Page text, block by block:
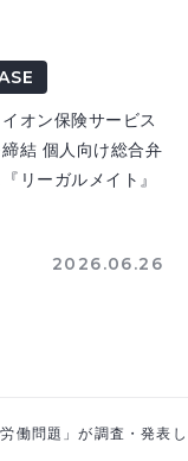
オン保険サービス
結 個人向け総合弁
リーガルメイト』
2026.06.26
働問題」が調査・発表